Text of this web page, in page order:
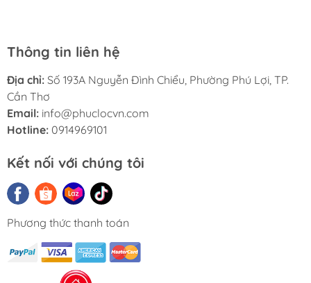
Thông tin liên hệ
Địa chỉ: Số 193A Nguyễn Đình Chiểu, Phường Phú Lợi, TP.
Cần Thơ
Email: info@phuclocvn.com
Hotline: 0914969101
Kết nối với chúng tôi
Phương thức thanh toán